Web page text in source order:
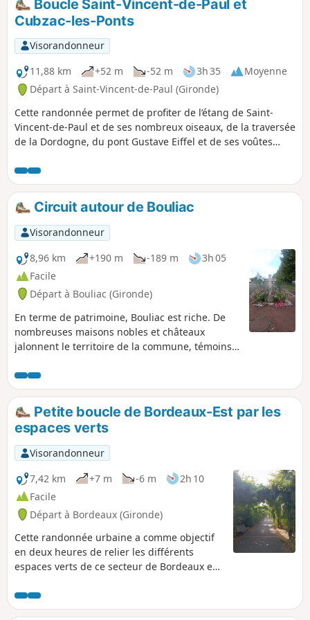
urbaine présente une vision assez
complète de Bordeaux, des quartiers
bourgeois, des quartiers populaires,
des quartiers anciens, des quartiers
rénovés, des beaux jardins privés, des
jardins publics plus ou moins
accessibles et bien entretenus. Il est
possible de faire la balade à vélo en
faisant attention.
Boucle Saint-Vincent-de-Paul et
Cubzac-les-Ponts
Visorandonneur
11,88 km
+52 m -52 m 3h 35
Moyenne
Départ à Saint-Vincent-de-Paul (Gironde)
Cette randonnée permet de profiter de l’étang de Saint-
Vincent-de-Paul et de ses nombreux oiseaux, de la traversée
de la Dordogne, du pont Gustave Eiffel et de ses voûtes
de Cubzac-les-Ponts.
Circuit autour de Bouliac
Visorandonneur
8,96 km
+190 m -189 m
3h 05
Facile
Départ à Bouliac (Gironde)
En terme de patrimoine, Bouliac est riche. De
nombreuses maisons nobles et châteaux
jalonnent le territoire de la commune, témoins
négociants de Bordeaux faisaient fortune grâce
à l'activité commerciale du port de la Lune et
cherchaient à acquérir de belles demeures sur
les coteaux à quelques kilomètres seulement de
la grande ville. Source : Mairie de Bouliac
Petite boucle de Bordeaux-Est par les
espaces verts
Visorandonneur
7,42 km
+7 m -6 m
2h 10
Facile
Départ à Bordeaux (Gironde)
Cette randonnée urbaine a comme objectif
en deux heures de relier les différents
espaces verts de ce secteur de Bordeaux en
automobile. La Bastide est un quartier
populaire longtemps négligé et en pleine